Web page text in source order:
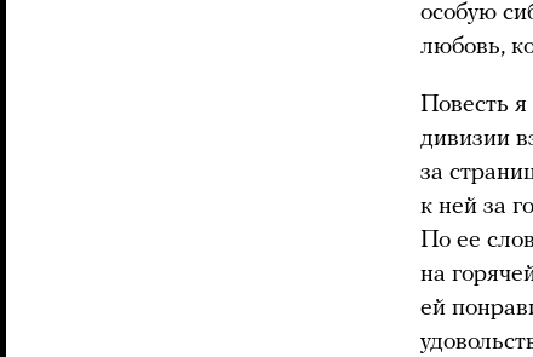
особую
любовь,
Повесть
дивизии
за
к ней за
По ее
на
ей